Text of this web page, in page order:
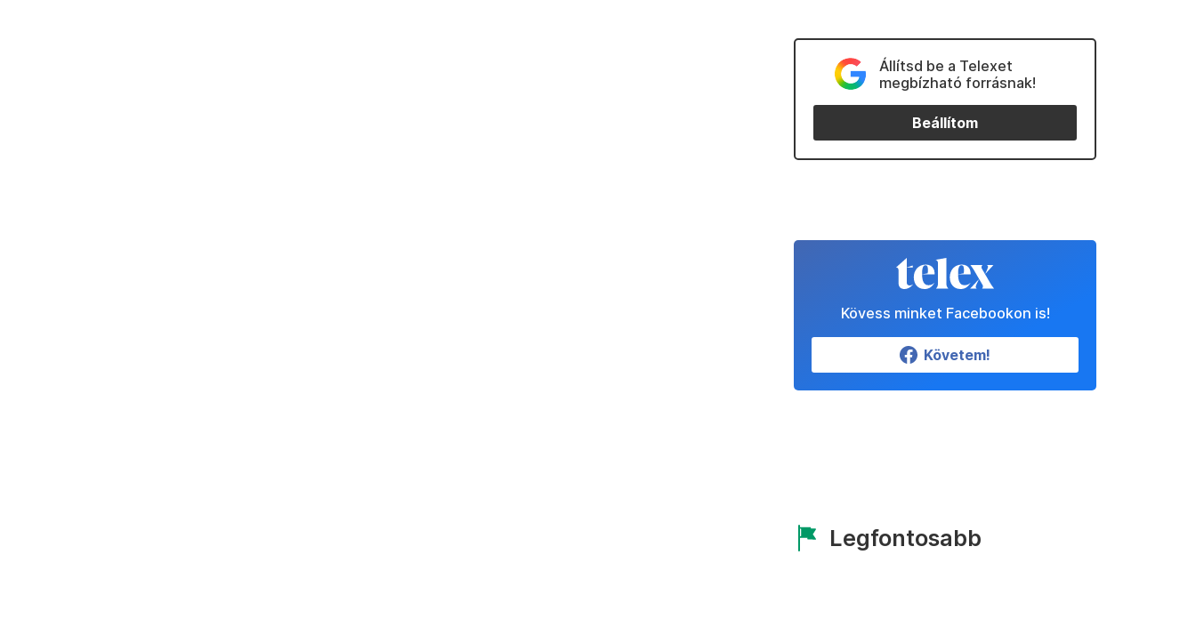
Állítsd be a Telexet
megbízható forrásnak!
Beállítom
Kövess minket Facebookon is!
Követem!
Legfontosabb